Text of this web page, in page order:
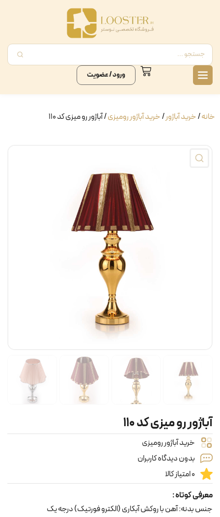
ورود / عضویت
خانه/خرید آباژور/خرید آباژور رومیزی/ آباژور رو میزی کد ۱۱۰
آباژور رو میزی کد ۱۱۰
خرید آباژور رومیزی
بدون دیدگاه کاربران
0 امتیاز کالا
معرفی کوتاه :
جنس بدنه: آهن با روکش آبکاری (الکترو فورتیک) درجه یک